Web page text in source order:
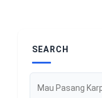
SEARCH